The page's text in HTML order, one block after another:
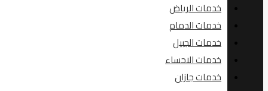
خدمات الرياض
خدمات الدمام
خدمات الجبيل
خدمات الاحساء
خدمات جازان